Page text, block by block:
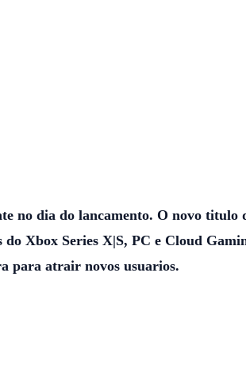
no dia do lancamento. O novo titulo
Xbox Series X|S, PC e Cloud
para atrair novos usuarios.